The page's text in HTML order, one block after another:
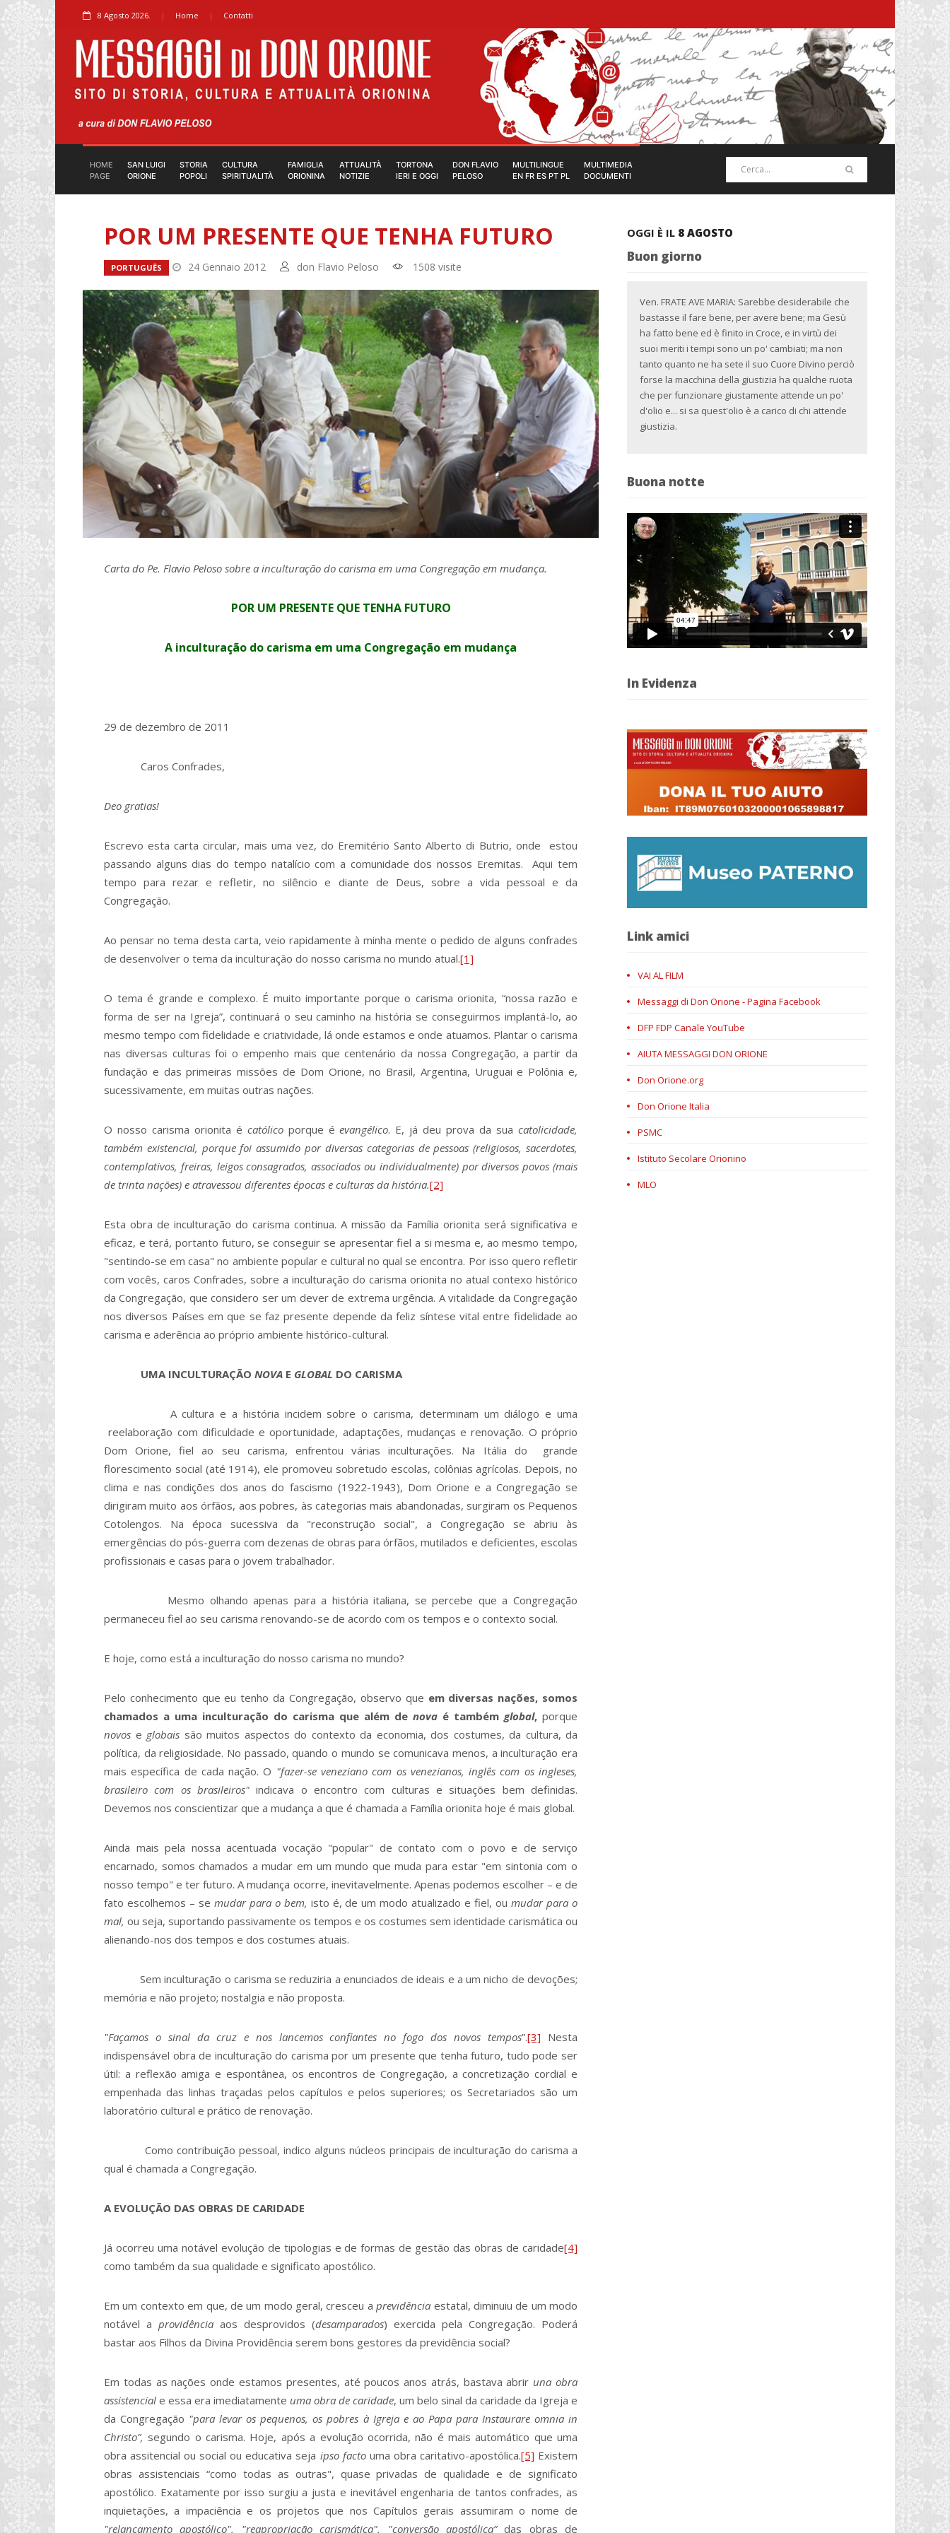
8 Agosto 2026. Home Contatti
HOME
PAGE
SAN LUIGI
ORIONE
STORIA
POPOLI
CULTURA
SPIRITUALITÀ
FAMIGLIA
ORIONINA
ATTUALITÀ
NOTIZIE
TORTONA
IERI E OGGI
DON FLAVIO
PELOSO
MULTILINGUE
EN FR ES PT PL
MULTIMEDIA
DOCUMENTI
POR UM PRESENTE QUE TENHA FUTURO
PORTUGUÊS 24 Gennaio 2012 don Flavio Peloso 1508 visite
Carta do Pe. Flavio Peloso sobre a inculturação do carisma em uma Congregação em mudança.
POR UM PRESENTE QUE TENHA FUTURO
A inculturação do carisma em uma Congregação em mudança
29 de dezembro de 2011
Caros Confrades,
Deo gratias!
Escrevo esta carta circular, mais uma vez, do Eremitério Santo Alberto di Butrio, onde estou
passando alguns dias do tempo natalício com a comunidade dos nossos Eremitas. Aqui tem
tempo para rezar e refletir, no silêncio e diante de Deus, sobre a vida pessoal e da
Congregação.
Ao pensar no tema desta carta, veio rapidamente à minha mente o pedido de alguns confrades
de desenvolver o tema da inculturação do nosso carisma no mundo atual.[1]
O tema é grande e complexo. É muito importante porque o carisma orionita, “nossa razão e
forma de ser na Igreja”, continuará o seu caminho na história se conseguirmos implantá-lo, ao
mesmo tempo com fidelidade e criatividade, lá onde estamos e onde atuamos. Plantar o carisma
nas diversas culturas foi o empenho mais que centenário da nossa Congregação, a partir da
fundação e das primeiras missões de Dom Orione, no Brasil, Argentina, Uruguai e Polônia e,
sucessivamente, em muitas outras nações.
O nosso carisma orionita é católicoporque éevangélico. E, já deu prova da suacatolicidade,
também existencial, porque foi assumido por diversas categorias de pessoas (religiosos, sacerdotes,
contemplativos, freiras, leigos consagrados, associados ou individualmente) por diversos povos (mais
de trinta nações) e atravessou diferentes épocas e culturas da história.[2]
Esta obra de inculturação do carisma continua. A missão da Família orionita será significativa e
eficaz, e terá, portanto futuro, se conseguir se apresentar fiel a si mesma e, ao mesmo tempo,
"sentindo-se em casa" no ambiente popular e cultural no qual se encontra. Por isso quero refletir
com vocês, caros Confrades, sobre a inculturação do carisma orionita no atual contexo histórico
da Congregação, que considero ser um dever de extrema urgência. A vitalidade da Congregação
nos diversos Países em que se faz presente depende da feliz síntese vital entre fidelidade ao
carisma e aderência ao próprio ambiente histórico-cultural.
UMA INCULTURAÇÃO NOVA E GLOBAL DO CARISMA
A cultura e a história incidem sobre o carisma, determinam um diálogo e uma
reelaboração com dificuldade e oportunidade, adaptações, mudanças e renovação. O próprio
Dom Orione, fiel ao seu carisma, enfrentou várias inculturações. Na Itália do grande
florescimento social (até 1914), ele promoveu sobretudo escolas, colônias agrícolas. Depois, no
clima e nas condições dos anos do fascismo (1922-1943), Dom Orione e a Congregação se
dirigiram muito aos órfãos, aos pobres, às categorias mais abandonadas, surgiram os Pequenos
Cotolengos. Na época sucessiva da "reconstrução social", a Congregação se abriu às
emergências do pós-guerra com dezenas de obras para órfãos, mutilados e deficientes, escolas
profissionais e casas para o jovem trabalhador.
Mesmo olhando apenas para a história italiana, se percebe que a Congregação
permaneceu fiel ao seu carisma renovando-se de acordo com os tempos e o contexto social.
E hoje, como está a inculturação do nosso carisma no mundo?
Pelo conhecimento que eu tenho da Congregação, observo que em diversas nações, somos
chamados a uma inculturação do carisma que além de nova é tambémglobal, porque
novos e globais são muitos aspectos do contexto da economia, dos costumes, da cultura, da
política, da religiosidade. No passado, quando o mundo se comunicava menos, a inculturação era
mais específica de cada nação. O "fazer-se veneziano com os venezianos, inglês com os ingleses,
brasileiro com os brasileiros"indicava o encontro com culturas e situações bem definidas.
Devemos nos conscientizar que a mudança a que é chamada a Família orionita hoje é mais global.
Ainda mais pela nossa acentuada vocação "popular" de contato com o povo e de serviço
encarnado, somos chamados a mudar em um mundo que muda para estar "em sintonia com o
nosso tempo" e ter futuro. A mudança ocorre, inevitavelmente. Apenas podemos escolher – e de
fato escolhemos – se mudar para o bem, isto é, de um modo atualizado e fiel, oumudar para o
mal, ou seja, suportando passivamente os tempos e os costumes sem identidade carismática ou
alienando-nos dos tempos e dos costumes atuais.
Sem inculturação o carisma se reduziria a enunciados de ideais e a um nicho de devoções;
memória e não projeto; nostalgia e não proposta.
"Façamos o sinal da cruz e nos lancemos confiantes no fogo dos novos tempos”.[3] Nesta
indispensável obra de inculturação do carisma por um presente que tenha futuro, tudo pode ser
útil: a reflexão amiga e espontânea, os encontros de Congregação, a concretização cordial e
empenhada das linhas traçadas pelos capítulos e pelos superiores; os Secretariados são um
laboratório cultural e prático de renovação.
Como contribuição pessoal, indico alguns núcleos principais de inculturação do carisma a
qual é chamada a Congregação.
A EVOLUÇÃO DAS OBRAS DE CARIDADE
Já ocorreu uma notável evolução de tipologias e de formas de gestão das obras de caridade[4]
como também da sua qualidade e significato apostólico.
Em um contexto em que, de um modo geral, cresceu aprevidência estatal, diminuiu de um modo
notável a providência aos desprovidos (desamparados) exercida pela Congregação. Poderá
bastar aos Filhos da Divina Providência serem bons gestores da previdência social?
Em todas as nações onde estamos presentes, até poucos anos atrás, bastava abrir una obra
assistencial e essa era imediatamente uma obra de caridade, um belo sinal da caridade da Igreja e
da Congregação "para levar os pequenos, os pobres à Igreja e ao Papa para Instaurare omnia in
Christo”, segundo o carisma. Hoje, após a evolução ocorrida, não é mais automático que uma
obra assitencial ou social ou educativa seja ipso factouma obra caritativo-apostólica.[5] Existem
obras assistenciais “como todas as outras", quase privadas de qualidade e de significato
apostólico. Exatamente por isso surgiu a justa e inevitável engenharia de tantos confrades, as
inquietações, a impaciência e os projetos que nos Capítulos gerais assumiram o nome de
"relançamento apostólico", "reapropriação carismática", "conversão apostólica”das obras de
OGGI È IL 8 AGOSTO
Buon giorno
Ven. FRATE AVE MARIA: Sarebbe desiderabile che
bastasse il fare bene, per avere bene; ma Gesù
ha fatto bene ed è finito in Croce, e in virtù dei
suoi meriti i tempi sono un po' cambiati; ma non
tanto quanto ne ha sete il suo Cuore Divino perciò
forse la macchina della giustizia ha qualche ruota
che per funzionare giustamente attende un po'
d'olio e... si sa quest'olio è a carico di chi attende
giustizia.
Buona notte
In Evidenza
Link amici
VAI AL FILM
Messaggi di Don Orione - Pagina Facebook
DFP FDP Canale YouTube
AIUTA MESSAGGI DON ORIONE
Don Orione.org
Don Orione Italia
PSMC
Istituto Secolare Orionino
MLO